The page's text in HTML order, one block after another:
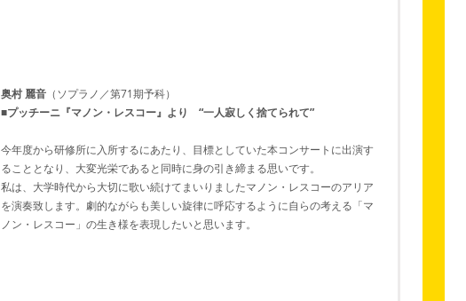
奥村 麗音 （ソプラノ／第71期予科）
■プッチーニ『マノン・レスコー』より “一人寂しく捨てられて”
今年度から研修所に入所するにあたり、目標としていた本コンサートに出演す
ることとなり、大変光栄であると同時に身の引き締まる思いです。
私は、大学時代から大切に歌い続けてまいりましたマノン・レスコーのアリア
を演奏致します。劇的ながらも美しい旋律に呼応するように自らの考える「マ
ノン・レスコー」の生き様を表現したいと思います。